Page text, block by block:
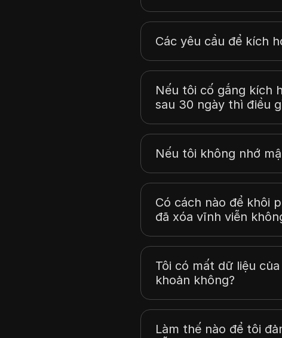
Các yêu cầu để kích
Nếu tôi cố gắng kích
sau 30 ngày thì điều
Nếu tôi không nhớ
Có cách nào để khôi
đã xóa vĩnh viễn
Tôi có mất dữ liệu
khoản không?
Làm thế nào để tôi